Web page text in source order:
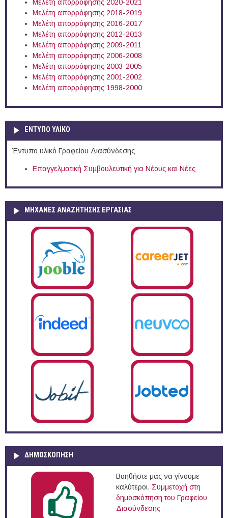
Μελέτη απορρόφησης 2020-2021
Μελέτη απορρόφησης 2018-2019
Μελέτη απορρόφησης 2016-2017
Μελέτη απορρόφησης 2012-2013
Μελέτη απορρόφησης 2009-2011
Μελέτη απορρόφησης 2006-2008
Μελέτη απορρόφησης 2003-2005
Μελέτη απορρόφησης 2001-2002
Μελέτη απορρόφησης 1998-2000
ΕΝΤΥΠΟ ΥΛΙΚΟ
Έντυπο υλικό Γραφείου Διασύνδεσης
Επαγγελματική Συμβουλευτική για Νέους και Νέες
ΜΗΧΑΝΕΣ ΑΝΑΖΗΤΗΣΗΣ ΕΡΓΑΣΙΑΣ
ΔΗΜΟΣΚΌΠΗΣΗ
Βοηθήστε μας να γίνουμε
καλύτεροι. Συμμετοχή στη
δημοσκόπηση του Γραφείου
Διασύνδεσης